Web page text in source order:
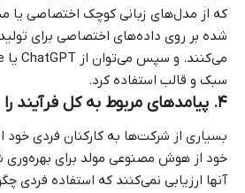
که از مدل‌های زبانی کوچک اختصاصی یا
شده بر روی داده‌های اختصاصی برای
سبک و قالب استفاده کرد.
۴. پیامدهای مربوط به کل فرآیند را درک کنید.
بسیاری از شرکت‌ها به کارکنان فردی
خود از هوش مصنوعی مولد برای بهره‌وری
آنها ارزیابی نمی‌کنند که استفاده فردی